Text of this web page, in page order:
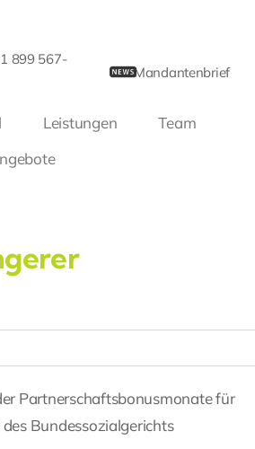
899 567-
Mandantenbrief
Leistungen
Team
Partnerschaftsbonusmonate für
Bundessozialgerichts